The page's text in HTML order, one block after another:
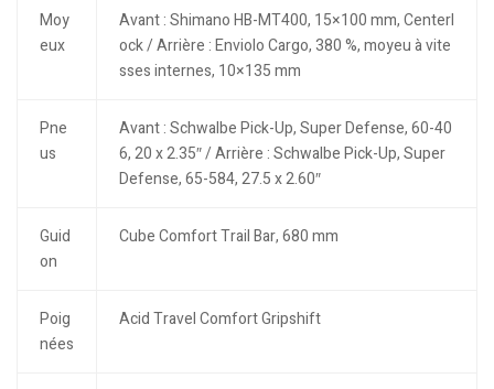
Moy
eux
Avant : Shimano HB-MT400, 15×100 mm, Centerl
ock / Arrière : Enviolo Cargo, 380 %, moyeu à vite
sses internes, 10×135 mm
Pne
us
Avant : Schwalbe Pick-Up, Super Defense, 60-40
6, 20 x 2.35″ / Arrière : Schwalbe Pick-Up, Super
Defense, 65-584, 27.5 x 2.60″
Guid
on
Cube Comfort Trail Bar, 680 mm
Poig
nées
Acid Travel Comfort Gripshift